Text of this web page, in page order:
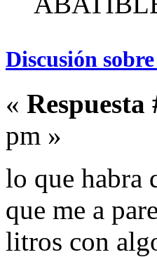
Discusión
« Respuesta
pm »
lo que habra
que me a
litros con